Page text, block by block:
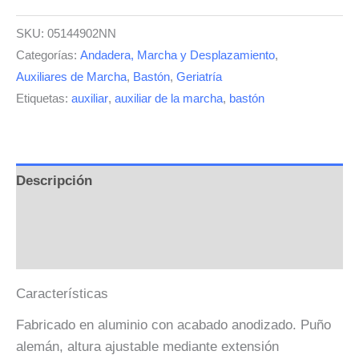
SKU: 05144902NN
Categorías: Andadera, Marcha y Desplazamiento,
Auxiliares de Marcha, Bastón, Geriatría
Etiquetas: auxiliar, auxiliar de la marcha, bastón
Descripción
Características
Fabricado en aluminio con acabado anodizado. Puño
alemán, altura ajustable mediante extensión